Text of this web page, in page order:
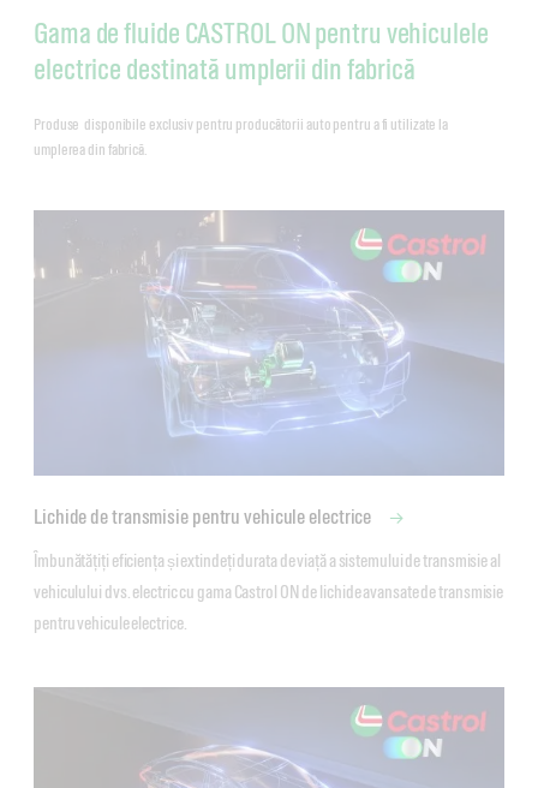
Gama de fluide CASTROL ON pentru vehiculele
electrice destinată umplerii din fabrică
Produse disponibile exclusiv pentru producătorii auto pentru a fi utilizate la
umplerea din fabrică.
Lichide de transmisie pentru vehicule electrice
Îmbunătățiți eficiența și extindeți durata de viață a sistemului de transmisie al
vehiculului dvs. electric cu gama Castrol ON de lichide avansate de transmisie
pentru vehicule electrice.